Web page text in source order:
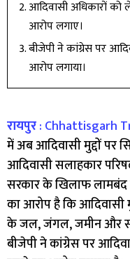
आदिवासी अधिकारों को
आरोप लगाए।
बीजेपी ने कांग्रेस पर
आरोप लगाया।
रायपुर: Chhattisgarh
में अब आदिवासी मुद्दों पर
आदिवासी सलाहकार
सरकार के खिलाफ लामबंद
का आरोप है कि आदिवासी
के जल, जंगल, जमीन और
बीजेपी ने कांग्रेस पर